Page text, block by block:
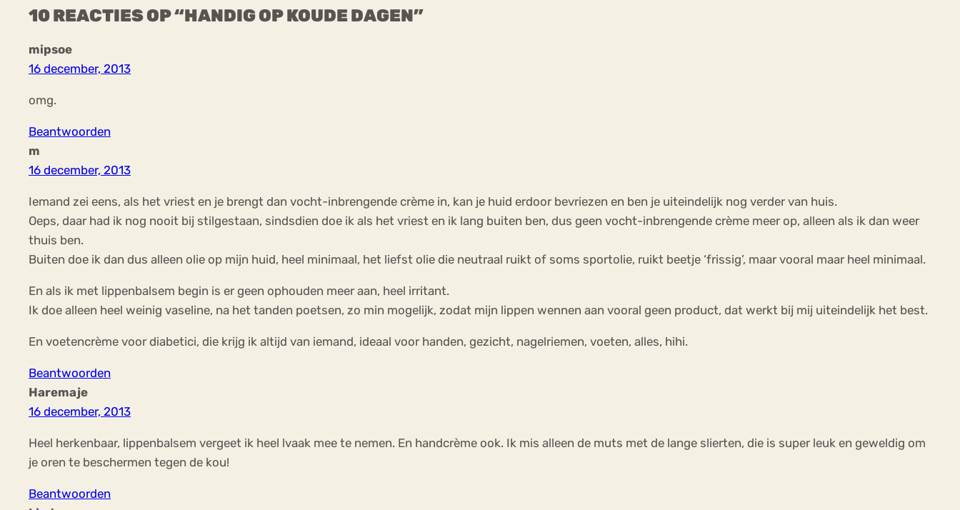
10 REACTIES OP “HANDIG OP KOUDE DAGEN”
mipsoe
16 december, 2013
omg.
Beantwoorden
m
16 december, 2013
Iemand zei eens, als het vriest en je brengt dan vocht-inbrengende crème in, kan je huid erdoor bevriezen en ben je uiteindelijk nog verder van huis.
Oeps, daar had ik nog nooit bij stilgestaan, sindsdien doe ik als het vriest en ik lang buiten ben, dus geen vocht-inbrengende crème meer op, alleen als ik dan weer
thuis ben.
Buiten doe ik dan dus alleen olie op mijn huid, heel minimaal, het liefst olie die neutraal ruikt of soms sportolie, ruikt beetje ‘frissig’, maar vooral maar heel minimaal.
En als ik met lippenbalsem begin is er geen ophouden meer aan, heel irritant.
Ik doe alleen heel weinig vaseline, na het tanden poetsen, zo min mogelijk, zodat mijn lippen wennen aan vooral geen product, dat werkt bij mij uiteindelijk het best.
En voetencrème voor diabetici, die krijg ik altijd van iemand, ideaal voor handen, gezicht, nagelriemen, voeten, alles, hihi.
Beantwoorden
Haremaje
16 december, 2013
Heel herkenbaar, lippenbalsem vergeet ik heel lvaak mee te nemen. En handcrème ook. Ik mis alleen de muts met de lange slierten, die is super leuk en geweldig om
je oren te beschermen tegen de kou!
Beantwoorden